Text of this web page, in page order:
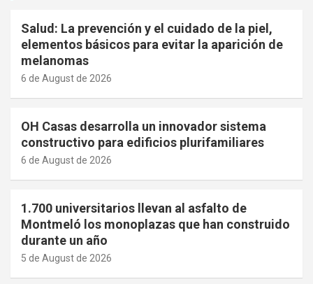
Salud: La prevención y el cuidado de la piel,
elementos básicos para evitar la aparición de
melanomas
6 de August de 2026
OH Casas desarrolla un innovador sistema
constructivo para edificios plurifamiliares
6 de August de 2026
1.700 universitarios llevan al asfalto de
Montmeló los monoplazas que han construido
durante un año
5 de August de 2026